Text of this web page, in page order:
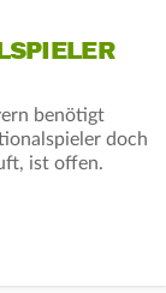
benötigt
doch
ist offen.